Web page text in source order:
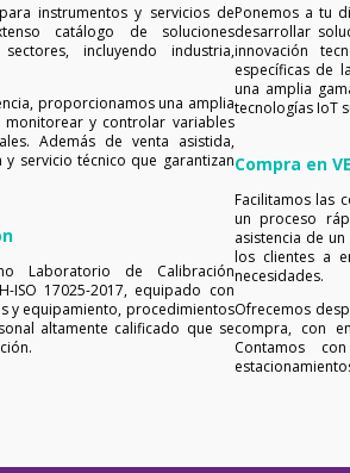
instrumentos y servicios de
catálogo de soluciones
incluyendo industria,
proporcionamos una amplia
y controlar variables
Además de venta asistida,
servicio técnico que garantizan
Laboratorio de Calibración
ISO 17025-2017, equipado con
y equipamiento, procedimientos
altamente calificado que se
Ponemos a tu
desarrollar
innovación
específicas de
una amplia
tecnologías IoT
Compra en
Facilitamos las
un proceso
asistencia de
los clientes a
necesidades.
Ofrecemos
compra, con
Contamos